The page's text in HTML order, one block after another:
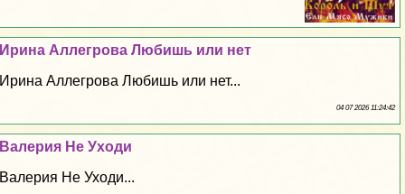
Ирина Аллегрова Любишь или нет
Ирина Аллегрова Любишь или нет...
04 07 2026 11:24:42
Валерия Не Уходи
Валерия Не Уходи...